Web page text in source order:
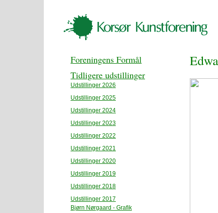
Foreningens Formål
Tidligere udstillinger
Udstillinger 2026
Udstillinger 2025
Udstillinger 2024
Udstillinger 2023
Udstillinger 2022
Udstillinger 2021
Udstillinger 2020
Udstillinger 2019
Udstillinger 2018
Udstillinger 2017
Bjørn Nørgaard - Grafik